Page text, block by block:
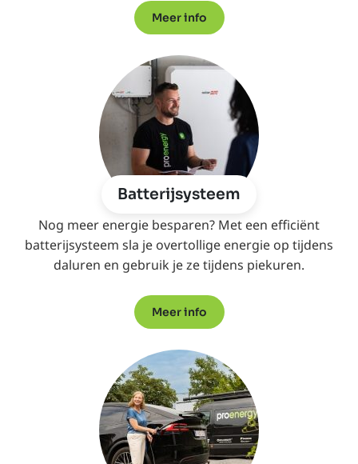
Meer info
Batterijsysteem
Nog meer energie besparen? Met een efficiënt
batterijsysteem sla je overtollige energie op tijdens
daluren en gebruik je ze tijdens piekuren.
Meer info